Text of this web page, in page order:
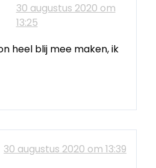
30 augustus 2020 om
13:25
heel blij mee maken, ik
30 augustus 2020 om 13:39